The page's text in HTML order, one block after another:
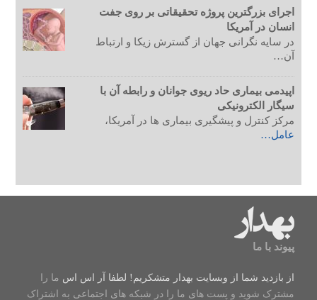
اجرای بزرگترین پروژه تحقیقاتی بر روی جفت
انسان در آمریکا
در سایه نگرانی جهان از گسترش زیکا و ارتباط
آن…
اپیدمی بیماری حاد ریوی جوانان و رابطه آن با
سیگار الکترونیکی
مرکز کنترل و پیشگیری بیماری ها در آمریکا،
عامل…
پیوند با ما
از بازدید شما از وبسایت بهدار متشکریم! لطفا آر اس اس ما را
مشترک شوید و پست های ما را در شبکه های اجتماعی به اشتراک